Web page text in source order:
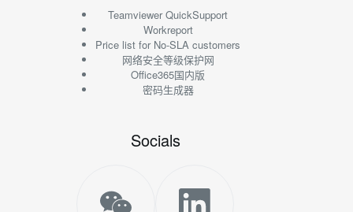
Teamviewer QuickSupport
Workreport
Price list for No-SLA customers
网络安全等级保护网
Office365国内版
密码生成器
Socials